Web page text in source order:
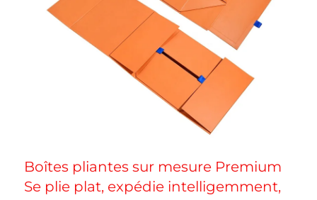
Boîtes pliantes sur mesure Premium
Se plie plat, expédie intelligemment,